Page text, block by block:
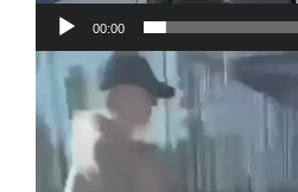
00:00
Video-
Player